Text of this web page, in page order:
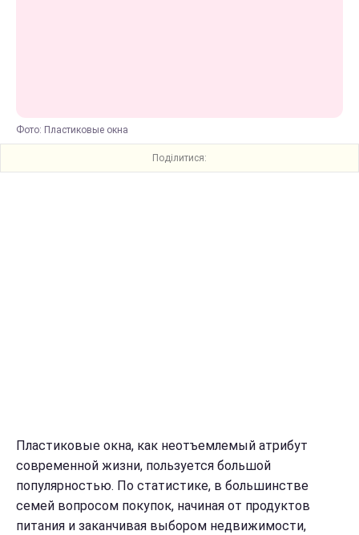
Фото: Пластиковые окна
Поділитися:
Пластиковые окна, как неотъемлемый атрибут
современной жизни, пользуется большой
популярностью. По статистике, в большинстве
семей вопросом покупок, начиная от продуктов
питания и заканчивая выбором недвижимости,